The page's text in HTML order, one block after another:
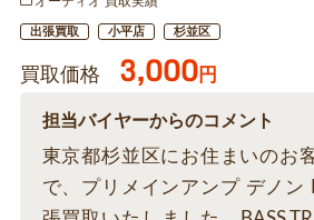
出張買取 小平店 杉並区
買取価格 3,000円
担当バイヤーからのコメント
東京都杉並区にお住まいのお
で、プリメインアンプ デノン